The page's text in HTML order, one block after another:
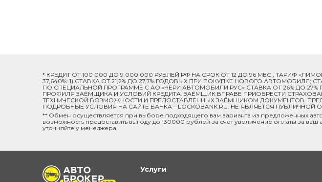
* КРЕДИТ ОТ 100 000 ДО 9 000 000 РУБЛЕЙ РФ НА СРОК ОТ 12 ДО 96 МЕС., ТАРИФ
37,640%: 1) СТАВКА ОТ 21,2% ДО 27,7% ГОДОВЫХ ПРИ ПОКУПКЕ НОВОГО АВТОМОБИЛЯ;
ПО СПЕЦИАЛЬНОЙ ПРОГРАММЕ C АО «ЧЕРИ АВТОМОБИЛИ РУС» СТАВКА ОТ 26% ДО
ПРОФИЛЯ ЗАЁМЩИКА И УСЛОВИЙ КРЕДИТА. ЗАЁМЩИК ВПРАВЕ ПРИОБРЕСТИ
ТЕХНИЧЕСКОЙ ВОЗМОЖНОСТИ И ПРЕДОСТАВЛЕННЫХ ЗАЁМЩИКОМ ДОКУМЕНТОВ.
ПОДРОБНЫЕ УСЛОВИЯ НА САЙТЕ БАНКА – LOCKOBANK.RU. НЕ ЯВЛЯЕТСЯ
** Обмен осуществляется при выборе подходящего вам варианта из предложенных
возможность предоставить выгоду до 130000 рублей за счет увеличение оплаты за
уточняйте у менеджера.
Услуги